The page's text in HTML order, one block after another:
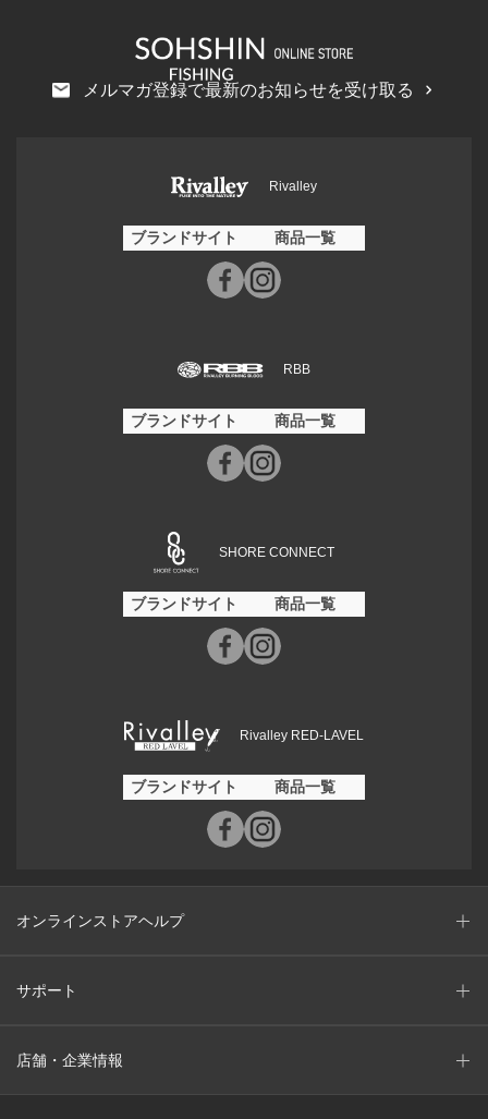
メルマガ登録で最新のお知らせを受け取る
Rivalley
ブランドサイト 商品一覧
RBB
ブランドサイト 商品一覧
SHORE CONNECT
ブランドサイト 商品一覧
Rivalley RED-LAVEL
ブランドサイト 商品一覧
オンラインストアヘルプ
サポート
店舗・企業情報